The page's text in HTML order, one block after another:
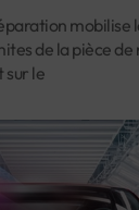
mobilise
de la pièce
sur le